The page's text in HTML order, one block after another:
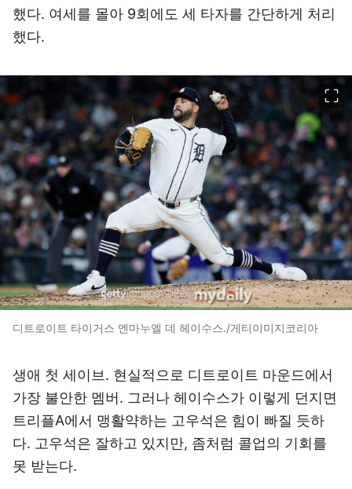
했다. 여세를 몰아 9회에도 세 타자를 간단하게 처리
했다.
디트로이트 타이거스 엔마누엘 데 헤이수스./게티이미지코리아
생애 첫 세이브. 현실적으로 디트로이트 마운드에서
가장 불안한 멤버. 그러나 헤이수스가 이렇게 던지면
트리플A에서 맹활약하는 고우석은 힘이 빠질 듯하
다. 고우석은 잘하고 있지만, 좀처럼 콜업의 기회를
못 받는다.